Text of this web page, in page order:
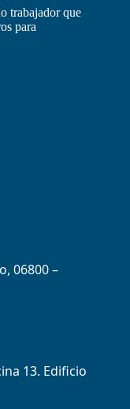
trabajador que
para
06800 –
13. Edificio